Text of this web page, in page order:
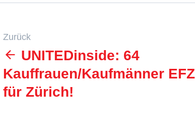
Zurück
UNITEDinside: 64
Kauffrauen/Kaufmänner EFZ
für Zürich!